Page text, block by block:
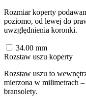
Rozmiar koperty
poziomo, od lewej do
uwzględnienia koronki.
34.00 mm
Rozstaw uszu koperty
Rozstaw uszu to
mierzona w milimetrach
bransolety.